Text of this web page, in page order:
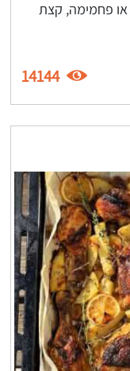
פחמימה, קצת
14144